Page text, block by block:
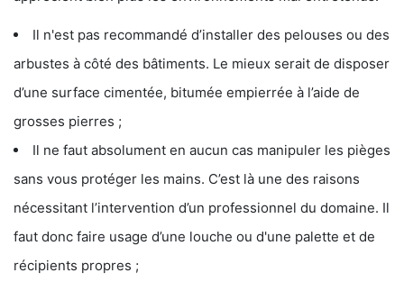
Il n'est pas recommandé d’installer des pelouses ou des
arbustes à côté des bâtiments. Le mieux serait de disposer
d’une surface cimentée, bitumée empierrée à l’aide de
grosses pierres ;
Il ne faut absolument en aucun cas manipuler les pièges
sans vous protéger les mains. C’est là une des raisons
nécessitant l’intervention d’un professionnel du domaine. Il
faut donc faire usage d’une louche ou d'une palette et de
récipients propres ;